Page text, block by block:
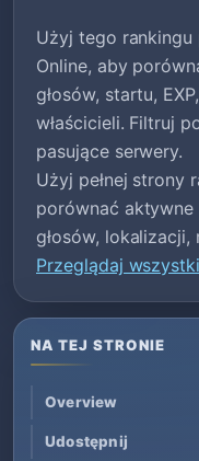
Użyj tego
Online, aby
głosów, startu,
właścicieli. Filtruj
pasujące serwery.
Użyj pełnej strony
porównać aktywne
głosów,
Przeglądaj
NA TEJ STRONIE
Overview
Udostępnij